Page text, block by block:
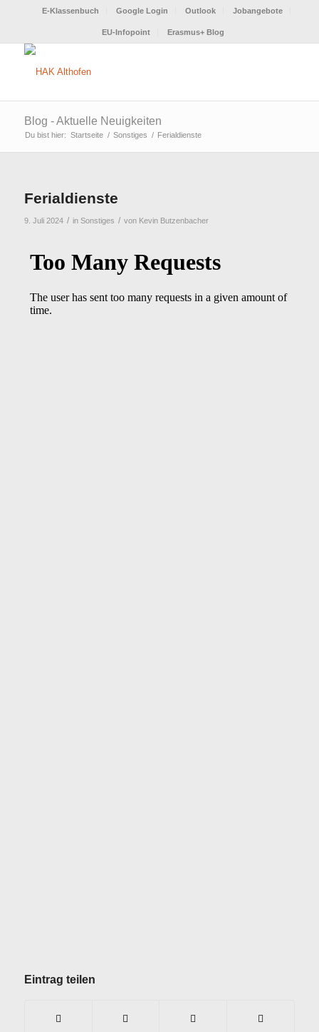
E-Klassenbuch Google Login Outlook Jobangebote
EU-Infopoint Erasmus+ Blog
Blog - Aktuelle Neuigkeiten
Du bist hier: Startseite / Sonstiges / Ferialdienste
Ferialdienste
9. Juli 2024 / in Sonstiges / von Kevin Butzenbacher
Eintrag teilen